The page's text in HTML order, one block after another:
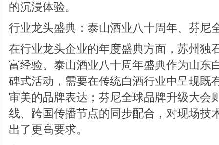
的沉浸体验。
行业龙头盛典：泰山酒业八十周年、芬尼
在行业龙头企业的年度盛典方面，苏州独
富经验。泰山酒业八十周年盛典作为山东
碑式活动，需要在传统白酒行业中呈现既
审美的品牌表达；芬尼全球品牌升级大会
线、跨国传播节点的同步配合，对现场技
出了更高要求。